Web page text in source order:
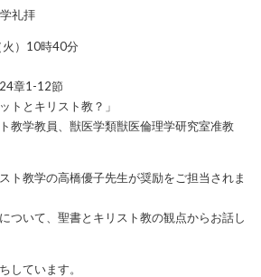
礼拝
）10時40分
章1-12節
トとキリスト教？」
教員、獣医学類獣医倫理学研究室准教
ト教学の高橋優子先生が奨励をご担当されま
ついて、聖書とキリスト教の観点からお話し
しています。